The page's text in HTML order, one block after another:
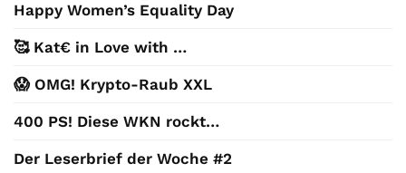
Happy Women’s Equality Day
🥰 Kat€ in Love with …
😱 OMG! Krypto-Raub XXL
400 PS! Diese WKN rockt…
Der Leserbrief der Woche #2